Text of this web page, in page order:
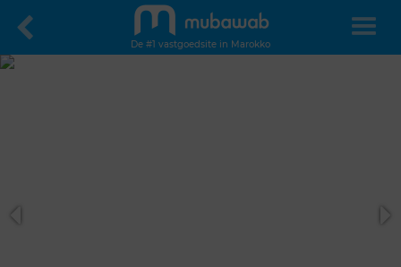
De #1 vastgoedsite in Marokko